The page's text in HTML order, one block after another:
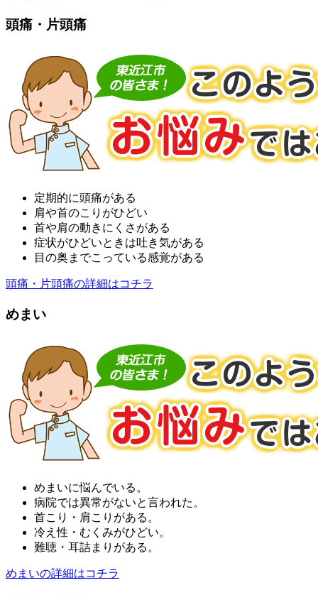
頭痛・片頭痛
定期的に頭痛がある
肩や首のこりがひどい
首や肩の動きにくさがある
症状がひどいときは吐き気がある
目の奥までこっている感覚がある
頭痛・片頭痛の詳細はコチラ
めまい
めまいに悩んでいる。
病院では異常がないと言われた。
首こり・肩こりがある。
冷え性・むくみがひどい。
難聴・耳詰まりがある。
めまいの詳細はコチラ